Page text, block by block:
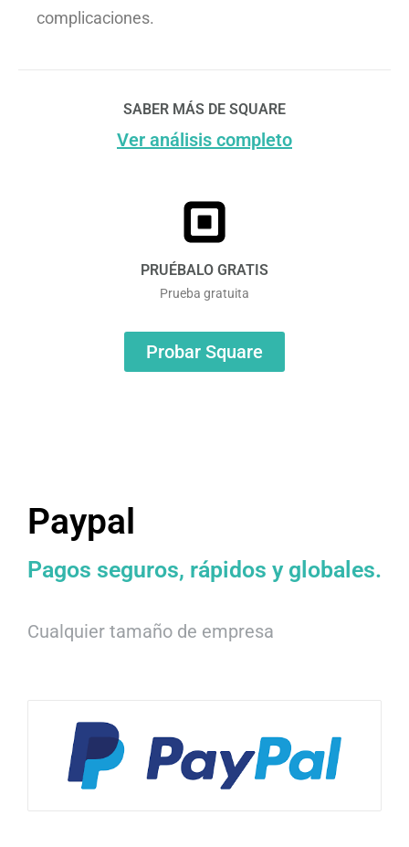
complicaciones.
SABER MÁS DE SQUARE
Ver análisis completo
PRUÉBALO GRATIS
Prueba gratuita
Probar Square
Paypal
Pagos seguros, rápidos y globales.
Cualquier tamaño de empresa